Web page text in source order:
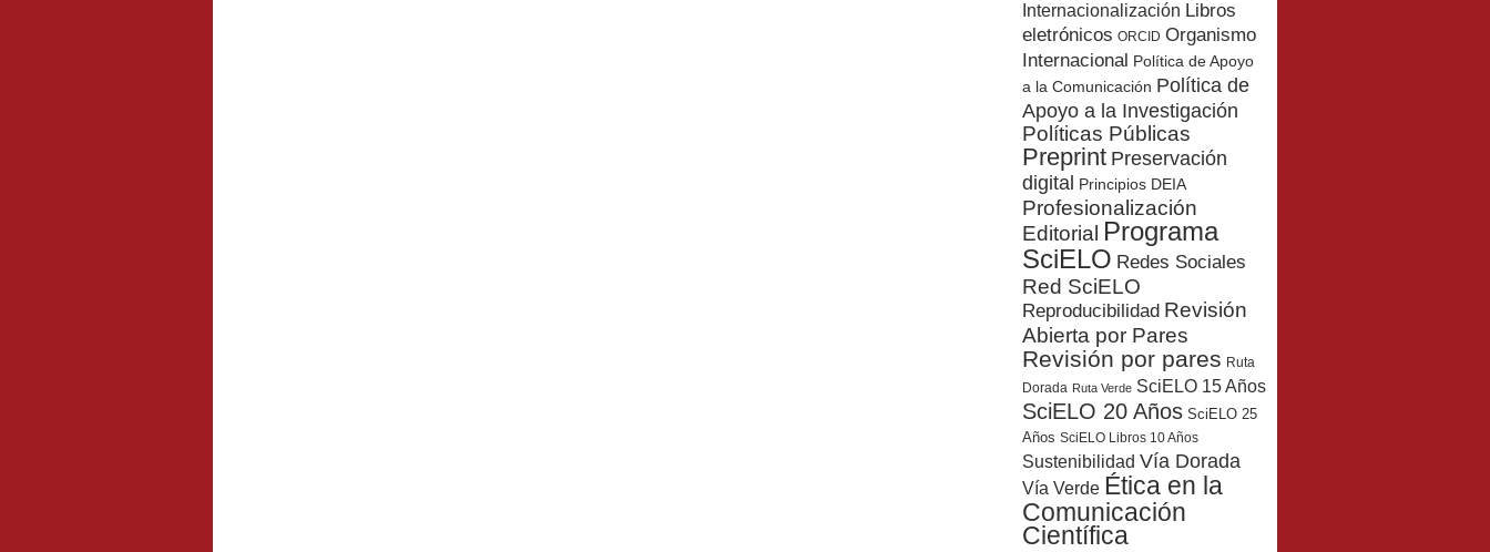
Internacionalización Libros
eletrónicos ORCID Organismo
Internacional Política de Apoyo
a la Comunicación Política de
Apoyo a la Investigación
Políticas Públicas
Preprint Preservación
digital Principios DEIA
Profesionalización
Editorial Programa
SciELO Redes Sociales
Red SciELO
Reproducibilidad Revisión
Abierta por Pares
Revisión por pares Ruta
Dorada Ruta Verde SciELO 15 Años
SciELO 20 Años SciELO 25
Años SciELO Libros 10 Años
Sustenibilidad Vía Dorada
Vía Verde Ética en la
Comunicación
Científica